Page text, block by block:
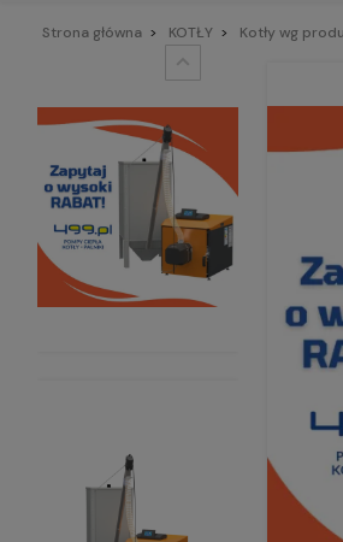
Strona główna KOTŁY Kotły wg